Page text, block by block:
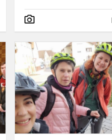
Tautodailės
parodoje